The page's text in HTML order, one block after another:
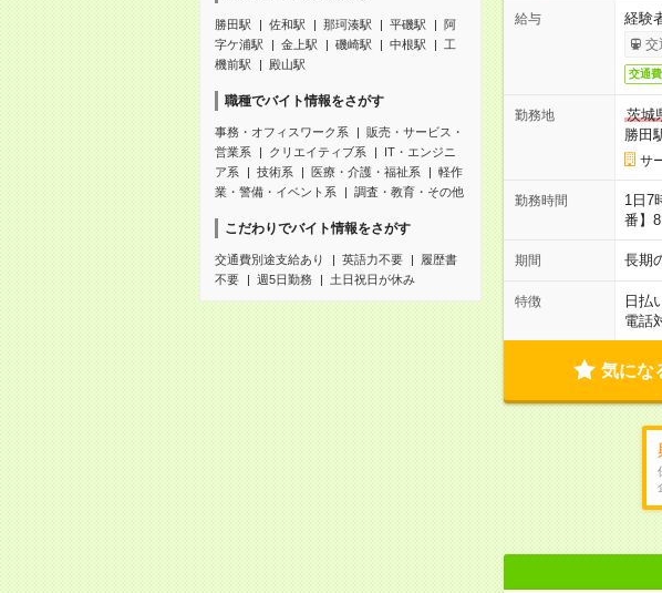
勝田駅 佐和駅 那珂湊駅 平磯駅
阿
字ケ浦駅
金上駅 磯崎駅 中根駅
工
機前駅
殿山駅
職種でバイト情報をさがす
事務・オフィスワーク系
販売・サービス・
営業系
クリエイティブ系
IT・エンジニ
ア系
技術系 医療・介護・福祉系
軽作
業・警備・イベント系
調査・教育・その他
こだわりでバイト情報をさがす
交通費別途支給あり 英語力不要
履歴書
不要
週5日勤務 土日祝日が休み
給与 経験
交
交通費
勤務地
茨城
勝田
サ
勤務時間
1日7
番】
期間 長期
特徴 日払
電話
気にな